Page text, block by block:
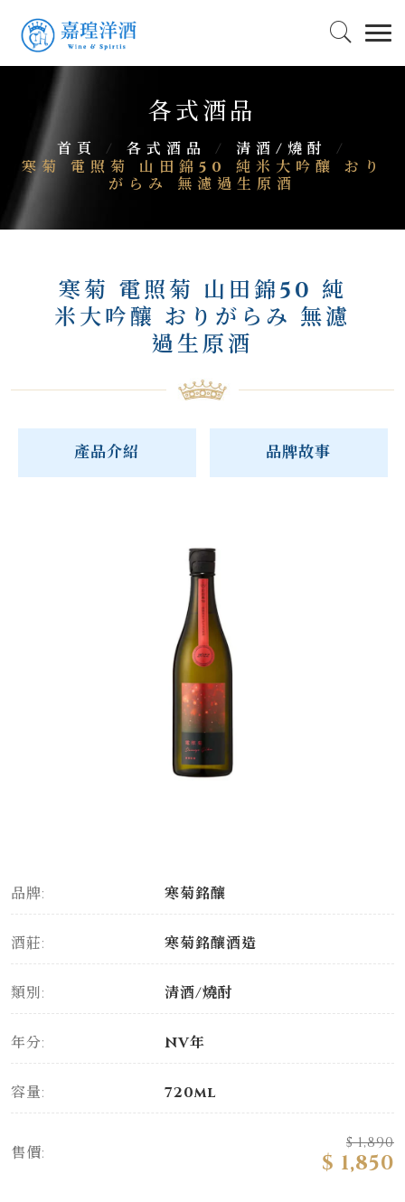
各式酒品
首頁 / 各式酒品 / 清酒/燒酎
/
寒菊 電照菊 山田錦50 純米大吟釀 おり
がらみ 無濾過生原酒
寒菊 電照菊 山田錦50 純
米大吟釀 おりがらみ 無濾
過生原酒
產品介紹 品牌故事
品牌: 寒菊銘釀
酒莊: 寒菊銘釀酒造
類別: 清酒/燒酎
年分: NV年
容量: 720ml
售價:
$ 1,890
$ 1,850